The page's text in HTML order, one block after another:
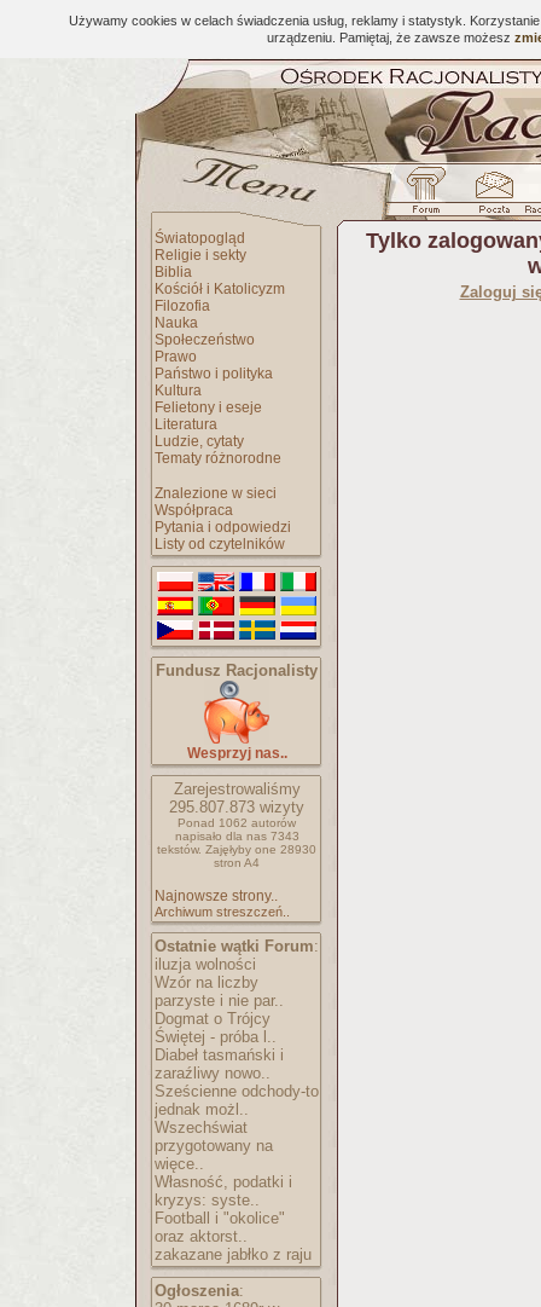
Używamy cookies w celach świadczenia usług, reklamy i statystyk.
urządzeniu. Pamiętaj, że zawsze możesz
Światopogląd
Religie i sekty
Biblia
Kościół i Katolicyzm
Filozofia
Nauka
Społeczeństwo
Prawo
Państwo i polityka
Kultura
Felietony i eseje
Literatura
Ludzie, cytaty
Tematy różnorodne
Znalezione w sieci
Współpraca
Pytania i odpowiedzi
Listy od czytelników
Fundusz Racjonalisty
Wesprzyj nas..
Zarejestrowaliśmy
295.807.873 wizyty
Ponad 1062 autorów
napisało dla nas 7343
tekstów. Zajęłyby one 28930
stron A4
Najnowsze strony..
Archiwum streszczeń..
Ostatnie wątki Forum:
iluzja wolności
Wzór na liczby
parzyste i nie par..
Dogmat o Trójcy
Świętej - próba l..
Diabeł tasmański i
zaraźliwy nowo..
Sześcienne odchody-to
jednak możl..
Wszechświat
przygotowany na
więce..
Własność, podatki i
kryzys: syste..
Football i "okolice"
oraz aktorst..
zakazane jabłko z raju
Ogłoszenia:
Tylko
Zaloguj